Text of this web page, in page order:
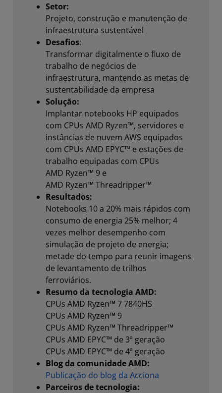
Setor:
Projeto, construção e manutenção de
infraestrutura sustentável
Desafios:
Transformar digitalmente o fluxo de
trabalho de negócios de
infraestrutura, mantendo as metas de
sustentabilidade da empresa
Solução:
Implantar notebooks HP equipados
com CPUs AMD Ryzen™, servidores e
instâncias de nuvem AWS equipados
com CPUs AMD EPYC™ e estações de
trabalho equipadas com CPUs
AMD Ryzen™ 9 e
AMD Ryzen™ Threadripper™
Resultados:
Notebooks 10 a 20% mais rápidos com
consumo de energia 25% melhor; 4
vezes melhor desempenho com
simulação de projeto de energia;
metade do tempo para reunir imagens
de levantamento de trilhos
ferroviários.
Resumo da tecnologia AMD:
CPUs AMD Ryzen™ 7 7840HS
CPUs AMD Ryzen™ 9
CPUs AMD Ryzen™ Threadripper™
CPUs AMD EPYC™ de 3ª geração
CPUs AMD EPYC™ de 4ª geração
Blog da comunidade AMD:
Publicação do blog da Acciona
Parceiros de tecnologia: